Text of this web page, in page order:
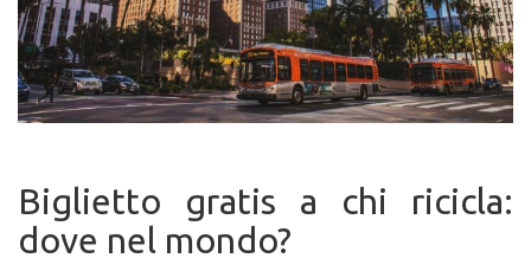
Biglietto gratis a chi ricicla:
dove nel mondo?